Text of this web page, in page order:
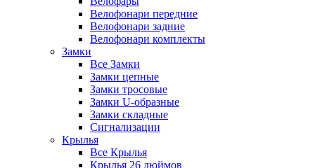
Велофонари передние
Велофонари задние
Велофонари комплекты
Замки
Все Замки
Замки цепные
Замки тросовые
Замки U-образные
Замки складные
Сигнализации
Крылья
Все Крылья
Крылья 26 дюймов